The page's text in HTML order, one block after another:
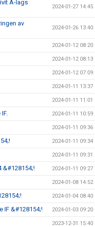
A-lags
2024-01-27 14:45
av
2024-01-26 13:40
2024-01-12 08:20
2024-01-12 08:13
2024-01-12 07:09
2024-01-11 13:37
2024-01-11 11:01
2024-01-11 10:59
2024-01-11 09:36
2024-01-11 09:34
2024-01-11 09:31
&#128154;! 2024-01-11 09:27
2024-01-08 14:52
2024-01-04 08:40
IF &#128154;! 2024-01-03 09:20
2023-12-31 15:40